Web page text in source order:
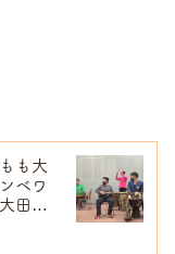
も大
ベワ
田区